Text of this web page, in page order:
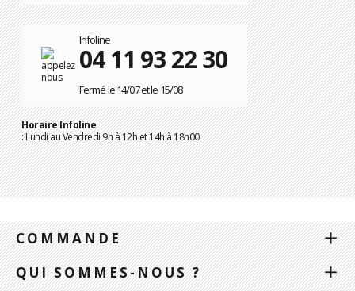
Infoline
04 11 93 22 30
Fermé le 14/07 et le 15/08
Horaire Infoline
: Lundi au Vendredi 9h à 12h et 14h à 18h00
COMMANDE
QUI SOMMES-NOUS ?